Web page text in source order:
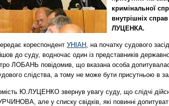
кримінальної
внутрішніх
ЛУЦЕНКА.
кореспондент УНІАН, на початку судового
до суду, водночас один із представників
ЛОБАНЬ повідомив, що вказана особа
слідства, а тому не може бути присутньою в
Ю.ЛУЦЕНКО звернув увагу суду, що слідчі
але у списку свідків, які повинні